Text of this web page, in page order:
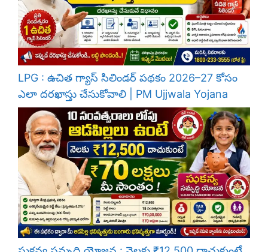
LPG : ఉచిత గ్యాస్ సిలిండర్ పథకం 2026–27 కోసం
ఎలా దరఖాస్తు చేసుకోవాలి | PM Ujjwala Yojana